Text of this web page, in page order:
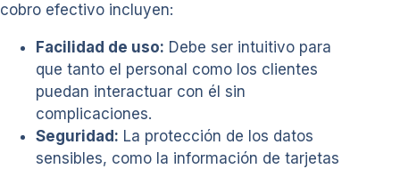
cobro efectivo incluyen:
Facilidad de uso: Debe ser intuitivo para
que tanto el personal como los clientes
puedan interactuar con él sin
complicaciones.
Seguridad: La protección de los datos
sensibles, como la información de tarjetas